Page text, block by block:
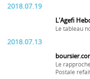
2018.07.19
L'Agefi
Le tableau
2018.07.13
Le
Postale